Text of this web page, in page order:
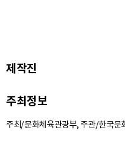
제작진
주최정보
주최/문화체육관광부, 주관/한국문